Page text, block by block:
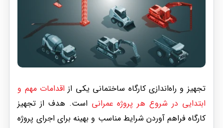
تجهیز و راه‌اندازی کارگاه ساختمانی یکی از اقدامات مهم و
ابتدایی در شروع هر پروژه عمرانی است. هدف از تجهیز
کارگاه فراهم آوردن شرایط مناسب و بهینه برای اجرای پروژه